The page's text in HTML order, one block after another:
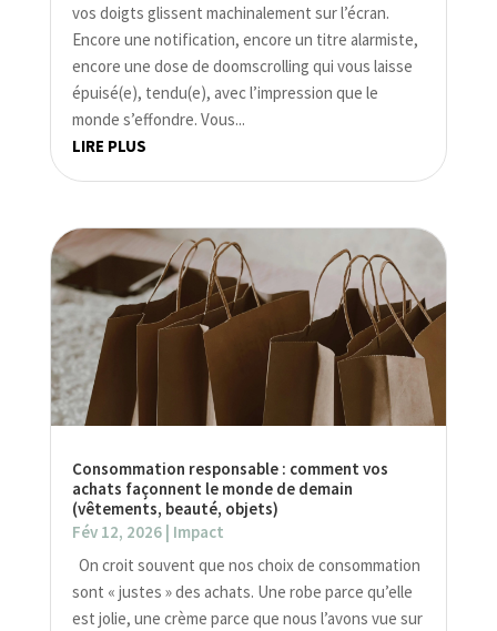
vos doigts glissent machinalement sur l’écran.
Encore une notification, encore un titre alarmiste,
encore une dose de doomscrolling qui vous laisse
épuisé(e), tendu(e), avec l’impression que le
monde s’effondre. Vous...
LIRE PLUS
Consommation responsable : comment vos
achats façonnent le monde de demain
(vêtements, beauté, objets)
Fév 12, 2026| Impact
On croit souvent que nos choix de consommation
sont « justes » des achats. Une robe parce qu’elle
est jolie, une crème parce que nous l’avons vue sur